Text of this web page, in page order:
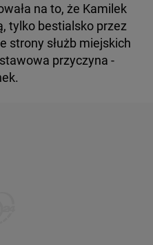
na to, że Kamilek
tylko bestialsko przez
strony służb miejskich
przyczyna -